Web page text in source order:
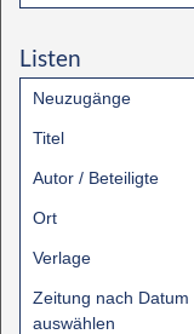
Listen
Neuzugänge
Titel
Autor / Beteiligte
Ort
Verlage
Zeitung nach Datum
auswählen